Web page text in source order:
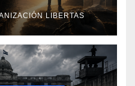
LIBERTAS